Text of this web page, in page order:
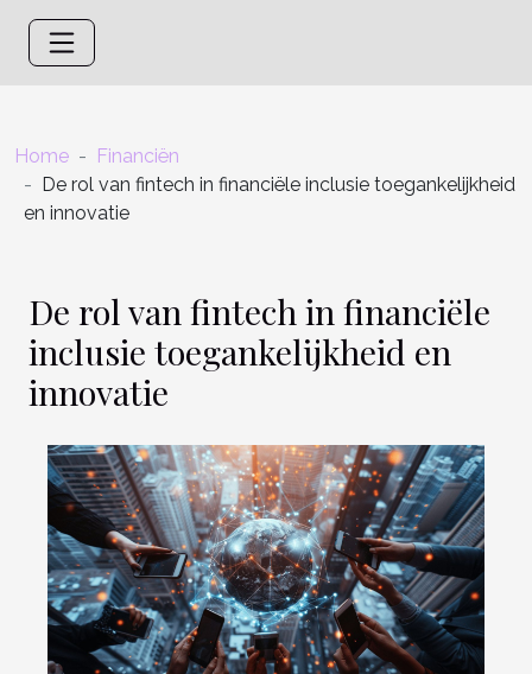
Home
Financiën
De rol van fintech in financiële inclusie toegankelijkheid
en innovatie
De rol van fintech in financiële
inclusie toegankelijkheid en
innovatie